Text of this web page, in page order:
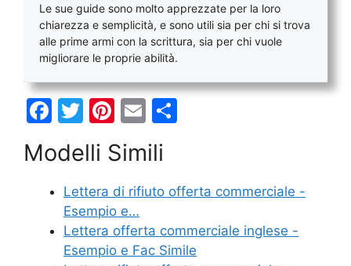
Le sue guide sono molto apprezzate per la loro
chiarezza e semplicità, e sono utili sia per chi si trova
alle prime armi con la scrittura, sia per chi vuole
migliorare le proprie abilità.
F
c
e
b
o
T
itt
er
Pi
er
e
st
E
ai
l
di
di
Modelli Simili
Lettera di rifiuto offerta commerciale -
Esempio e…
Lettera offerta commerciale inglese -
Esempio e Fac Simile